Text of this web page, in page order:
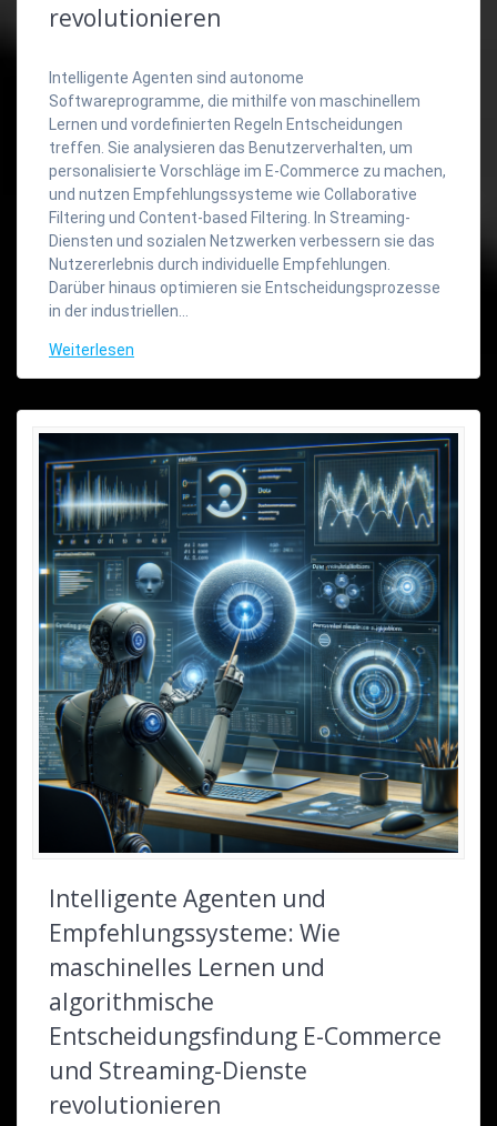
revolutionieren
Intelligente Agenten sind autonome
Softwareprogramme, die mithilfe von maschinellem
Lernen und vordefinierten Regeln Entscheidungen
treffen. Sie analysieren das Benutzerverhalten, um
personalisierte Vorschläge im E-Commerce zu machen,
und nutzen Empfehlungssysteme wie Collaborative
Filtering und Content-based Filtering. In Streaming-
Diensten und sozialen Netzwerken verbessern sie das
Nutzererlebnis durch individuelle Empfehlungen.
Darüber hinaus optimieren sie Entscheidungsprozesse
in der industriellen…
Weiterlesen
Intelligente Agenten und
Empfehlungssysteme: Wie
maschinelles Lernen und
algorithmische
Entscheidungsfindung E-Commerce
und Streaming-Dienste
revolutionieren